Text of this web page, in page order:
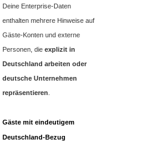
Deine Enterprise‑Daten
enthalten mehrere Hinweise auf
Gäste‑Konten und externe
Personen, die explizit in
Deutschland arbeiten oder
deutsche Unternehmen
repräsentieren
Gäste mit eindeutigem
Deutschland‑Bezug